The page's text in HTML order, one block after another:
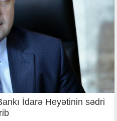
İdarə Heyətinin sədri